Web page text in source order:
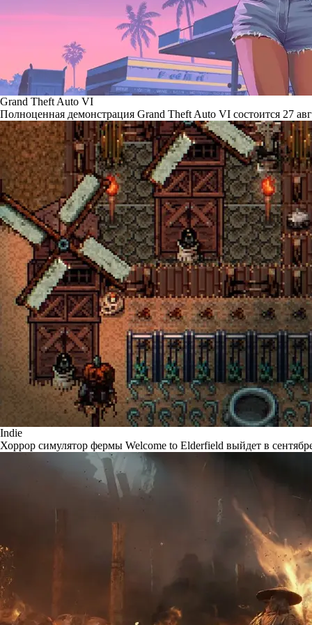
Grand Theft Auto VI
Полноценная демонстрация Grand Theft Auto VI состоится 27
Indie
Хоррор симулятор фермы Welcome to Elderfield выйдет в